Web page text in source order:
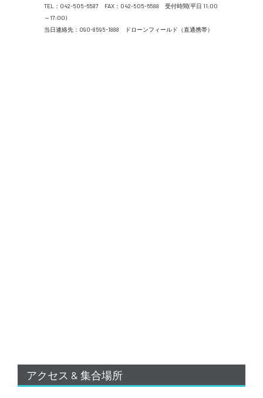
TEL：042-505-6587 FAX：042-505-6588 受付時間(平日 11:00
～17:00)
当日連絡先：090-8595-1888 ドローンフィールド（直通携帯）
アクセス & 集合場所